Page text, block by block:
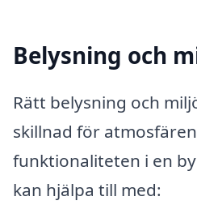
Belysning och
Rätt belysning och
skillnad för
funktionaliteten i en
kan hjälpa till med: